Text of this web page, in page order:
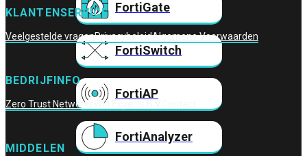
FortiGate
FortiSwitch
FortiAP
FortiAnalyzer
KLANTENSERVICE
Veelgestelde vragenPrivacybeleidAlgemene Voorwaarden
BEDRIJFINFO
Zero Trust Networks Wifi Experts B.V.
MIDDELEN